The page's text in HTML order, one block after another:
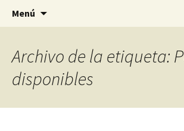
HABIER – Vínculo
animal:
Formación e
HABIER – Human-animal bond
interventions, education &
Menú
Archivo de la etiqueta:
disponibles